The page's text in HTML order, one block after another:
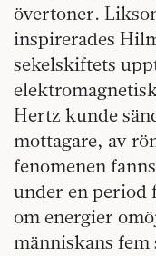
övertoner.
inspirerades
sekelskiftets
Hertz kunde
mottagare, av
fenomenen
under en period
om energier
människans fem